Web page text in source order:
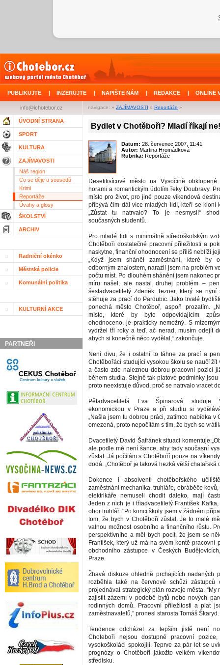
PUBLIKUJTE | INZERUJTE | NAPIŠTE NÁM | REDAKCE | ONLINE
navigace: » ZAJÍMAVOSTI » Reportáže »
info@ichotebor.cz
ÚVODNÍ STRANA
SPORT
KULTURA
ZAJÍMAVOSTI
Náš region
Co se děje u sousedů
Krimi
Reportáže
Úvahy a glosy
ŠKOLSTVÍ
ARCHIV
Radniční okénko
Městská policie
Komunální politika
KULTURNÍ AKCE
PARTNEŘI
Bydlet v Chotěboři? Mladí říkají ne!
Datum: 28. červenec 2007, 11:41
Autor: Martina Hromádková
Rubrika: Reportáže
Desetitisícové město na Vysočině obklopené
horami a romantickým údolím řeky Doubravy.
místo pro život, pro jiné pouze víkendová
přibývá čím dál více mladých lidí, kteří se kloní
„Zůstat tu natrvalo? To je nesmysl!“
současných studentů.
Pro mladé lidi s minimálně středoškolským
Chotěboři dostatečné pracovní příležitosti a
naskytne, finanční ohodnocení se příliš neblíží
„Když jsem sháněl zaměstnání, které by
odborným znalostem, narazil jsem na problém
počtu míst. Po dlouhém shánění jsem nakonec
míru našel, ale nastal druhej problém –
šestadvacetiletý Zdeněk Tezner, který se
stěhuje za prací do Pardubic. Jako trvalé
ponechá město Chotěboř, aspoň prozatím.
místo, které by bylo odpovídajícím
ohodnoceno, je prakticky nemožný. S
vydržel tři roky a teď, ač nerad, musím odejít
abych si konečně něco vydělal,“ zakončuje.
Není divu, že i ostatní to táhne za prací a
Chotěbořáci studující vysokou školu se naučí žít
a často zde naleznou dobrou pracovní pozici
během studia. Stejně tak platové podmínky
proto neexistuje důvod, proč se natrvalo vracet
Pětadvacetiletá Eva Špinarová studuje
ekonomickou v Praze a při studiu si
„Našla jsem tu dobrou práci, zatímco nabídka v
omezená, proto nepočítám s tím, že bych se
Dvacetiletý David Šafránek situaci
ale podle mě není šance, aby tady současní
zůstat. Já počítám s Chotěboří pouze na
dodá: „Chotěboř je taková hezká větší chatařská
Dokonce i absolventi chotěbořského
zaměstnání mechanika, truhláře, obráběče
elektrikáře nemuseli chodit daleko, mají
Jeden z nich je i třiadvacetiletý František
obor truhlář. "Po konci školy jsem v žádném
tom, že bych v Chotěboři zůstal. Je to malé
valnou možnost osobního a finančního růstu.
perspektivního a měl bych pocit, že jsem se
František, který už má na svém kontě pracovní
obchodního zástupce v Českých
Praze.
Žhavá diskuze ohledně prchajících nadaných
rozběhla také na červnové schůzi zástupců
projednával strategický plán rozvoje města. “My
zajistit zázemí v podobě bytů nebo nových
rodinných domů. Pracovní příležitosti a plat
zaměstnavatelů,” pronesl starosta Tomáš Škaryd.
Tendence odcházet za lepším jistě není
Choteboři nejsou dostupné pracovní
vysokoškoláci spokojili. Teprve za pár let se
prognózy o Chotěboři jakožto velkém
středisku.